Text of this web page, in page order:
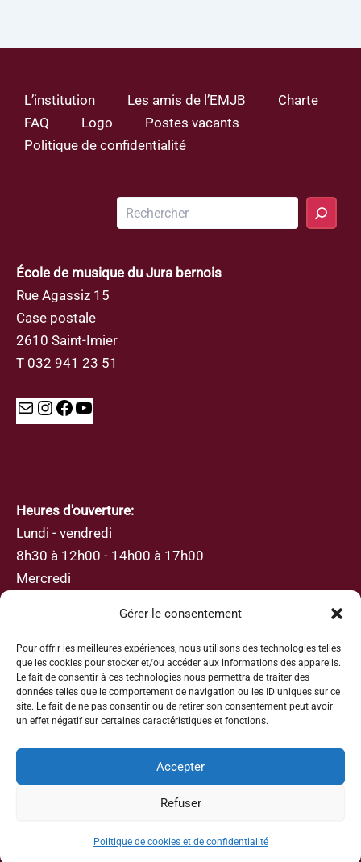
Gérer le consentement
Pour offrir les meilleures expériences, nous utilisons des technologies telles
que les cookies pour stocker et/ou accéder aux informations des appareils.
Le fait de consentir à ces technologies nous permettra de traiter des
données telles que le comportement de navigation ou les ID uniques sur ce
site. Le fait de ne pas consentir ou de retirer son consentement peut avoir
un effet négatif sur certaines caractéristiques et fonctions.
Accepter
Refuser
Politique de cookies et de confidentialité
L’institution Les amis de l’EMJB
Charte
FAQ
Logo
Postes vacants
Politique de confidentialité
École de musique du Jura bernois
Rue Agassiz 15
Case postale
2610 Saint-Imier
T 032 941 23 51
MailInstagram
Facebook
Heures d'ouverture:
Lundi - vendredi
8h30 à 12h00 - 14h00 à 17h00
Mercredi
S’abonner
Inscrivez-vous avec votre adresse e-mail afin de
recevoir les actualités et les mises à jour